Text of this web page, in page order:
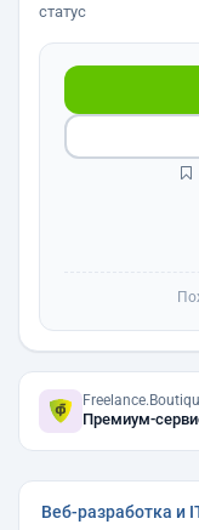
статус
Премиум-
Веб-разработка и